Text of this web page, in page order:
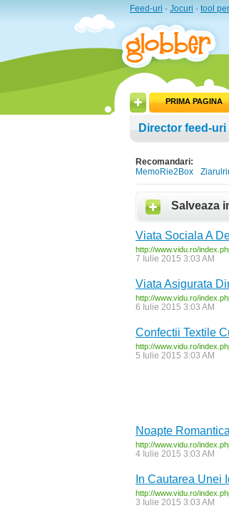
Feed-uri · Jocuri · tool
PRIMA PAGINA
Director feed-uri
Recomandari:
MemoRie2Box
Salveaza
Viata Sociala A
http://www.vidu.ro/
7 Iulie 2015 3:03 AM
Viata Asigurata
http://www.vidu.ro/
6 Iulie 2015 3:03 AM
Confectii Textile
http://www.vidu.ro/
5 Iulie 2015 3:03 AM
Noapte
http://www.vidu.ro/
4 Iulie 2015 3:03 AM
In Cautarea Unei
http://www.vidu.ro/
3 Iulie 2015 3:03 AM